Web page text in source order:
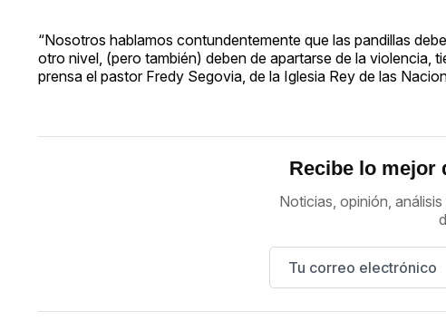
“Nosotros hablamos contundentemente que las pandillas
otro nivel, (pero también) deben de apartarse de la violencia,
prensa el pastor Fredy Segovia, de la Iglesia Rey de las
Recibe lo mejor
Noticias, opinión,